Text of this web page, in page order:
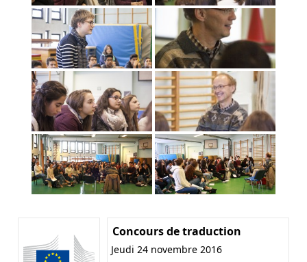
Concours de traduction
Jeudi 24 novembre 2016